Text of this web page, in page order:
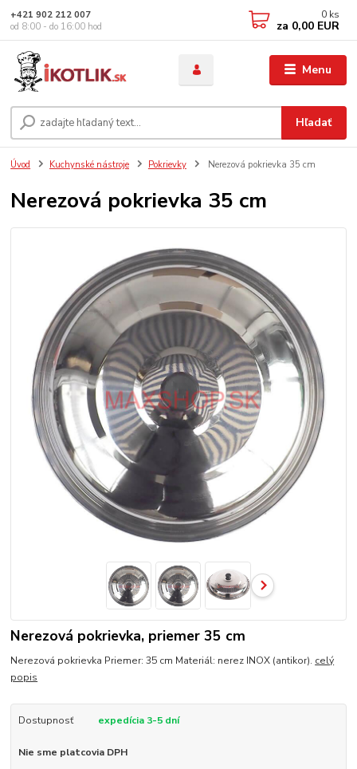
Menu
Hľadať
+421 902 212 007
od 8:00 - do 16:00 hod
0 ks
za 0,00 EUR
Úvod Kuchynské nástroje Pokrievky Nerezová pokrievka 35 cm
Nerezová pokrievka 35 cm
Nerezová pokrievka, priemer 35 cm
Nerezová pokrievka Priemer: 35 cm Materiál: nerez INOX (antikor). celý
popis
Dostupnosť expedícia 3-5 dní
Nie sme platcovia DPH